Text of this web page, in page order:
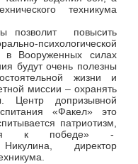
техникума
позволит повысить
психологической
в Вооруженных силах
будут очень полезны
жизни и
миссии – охранять
допризывной
«Факел» это
патриотизм,
к победе» -
директор